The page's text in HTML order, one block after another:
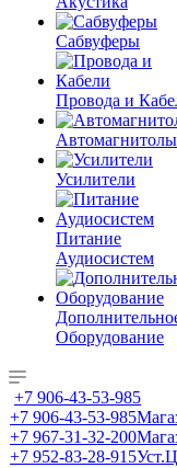
Сабвуферы
Провода и
Автомагнитолы
Усилители
Питание
Аудиосистем
Оборудование
+7 906-43-53-985
+7 906-43-53-985
+7 967-31-32-200
+7 952-83-28-915